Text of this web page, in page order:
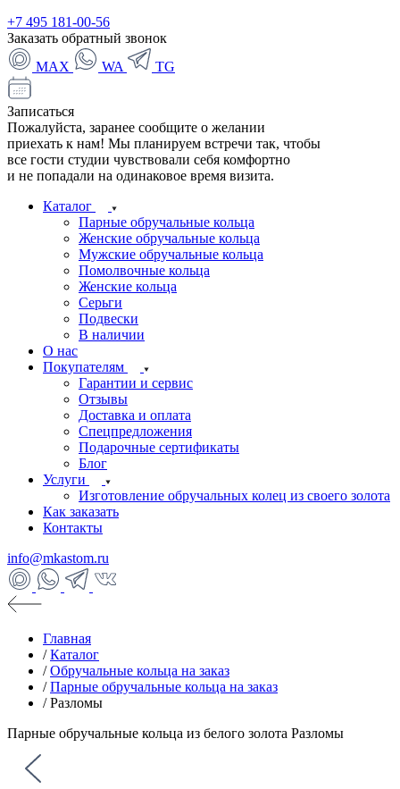
+7 495 181-00-56
Заказать обратный звонок
MAX
WA TG
Записаться
Пожалуйста, заранее сообщите о желании
приехать к нам! Мы планируем встречи так, чтобы
все гости студии чувствовали себя комфортно
и не попадали на одинаковое время визита.
Каталог
Парные обручальные кольца
Женские обручальные кольца
Мужские обручальные кольца
Помолвочные кольца
Женские кольца
Серьги
Подвески
В наличии
О нас
Покупателям
Гарантии и сервис
Отзывы
Доставка и оплата
Спецпредложения
Подарочные сертификаты
Блог
Услуги
Изготовление обручальных колец из своего золота
Как заказать
Контакты
info@mkastom.ru
Главная
/ Каталог
/ Обручальные кольца на заказ
/ Парные обручальные кольца на заказ
/ Разломы
Парные обручальные кольца из белого золота Разломы